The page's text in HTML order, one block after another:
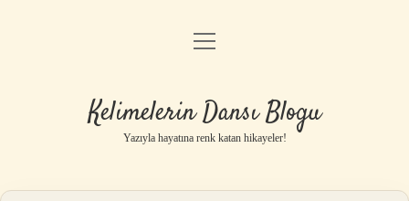
Anasayfa
Yasal Uyarı
menüyü
Kelimelerin Dansı Blogu
Yazıyla hayatına renk katan hikayeler!